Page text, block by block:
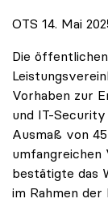
OTS 14. Mai
Die
Vorhaben zur
und IT-
Ausmaß von
umfangreichen
bestätigte das
im Rahmen der